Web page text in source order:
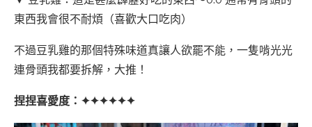
東西我會很不耐煩（喜歡大口吃肉）
不過豆乳雞的那個特殊味道真讓人欲罷不能，一隻啃光光
連骨頭我都要拆解，大推！
捏捏喜愛度：✦✦✦✦✦✦